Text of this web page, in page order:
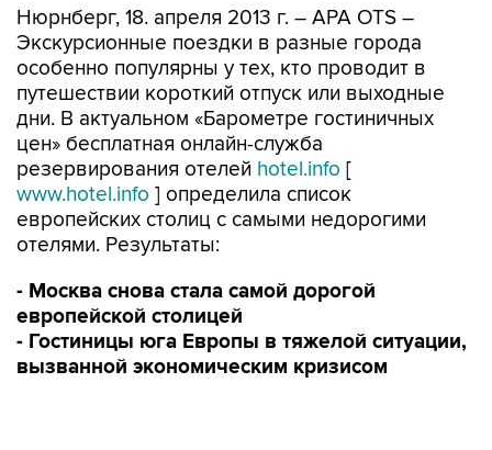
Нюрнберг, 18. апреля 2013 г. – APA OTS –
Экскурсионные поездки в разные города
особенно популярны у тех, кто проводит в
путешествии короткий отпуск или выходные
дни. В актуальном «Барометре гостиничных
цен» бесплатная онлайн-служба
резервирования отелей hotel.info [
www.hotel.info ] определила список
европейских столиц с самыми недорогими
отелями. Результаты:
- Москва снова стала самой дорогой
европейской столицей
- Гостиницы юга Европы в тяжелой ситуации,
вызванной экономическим кризисом